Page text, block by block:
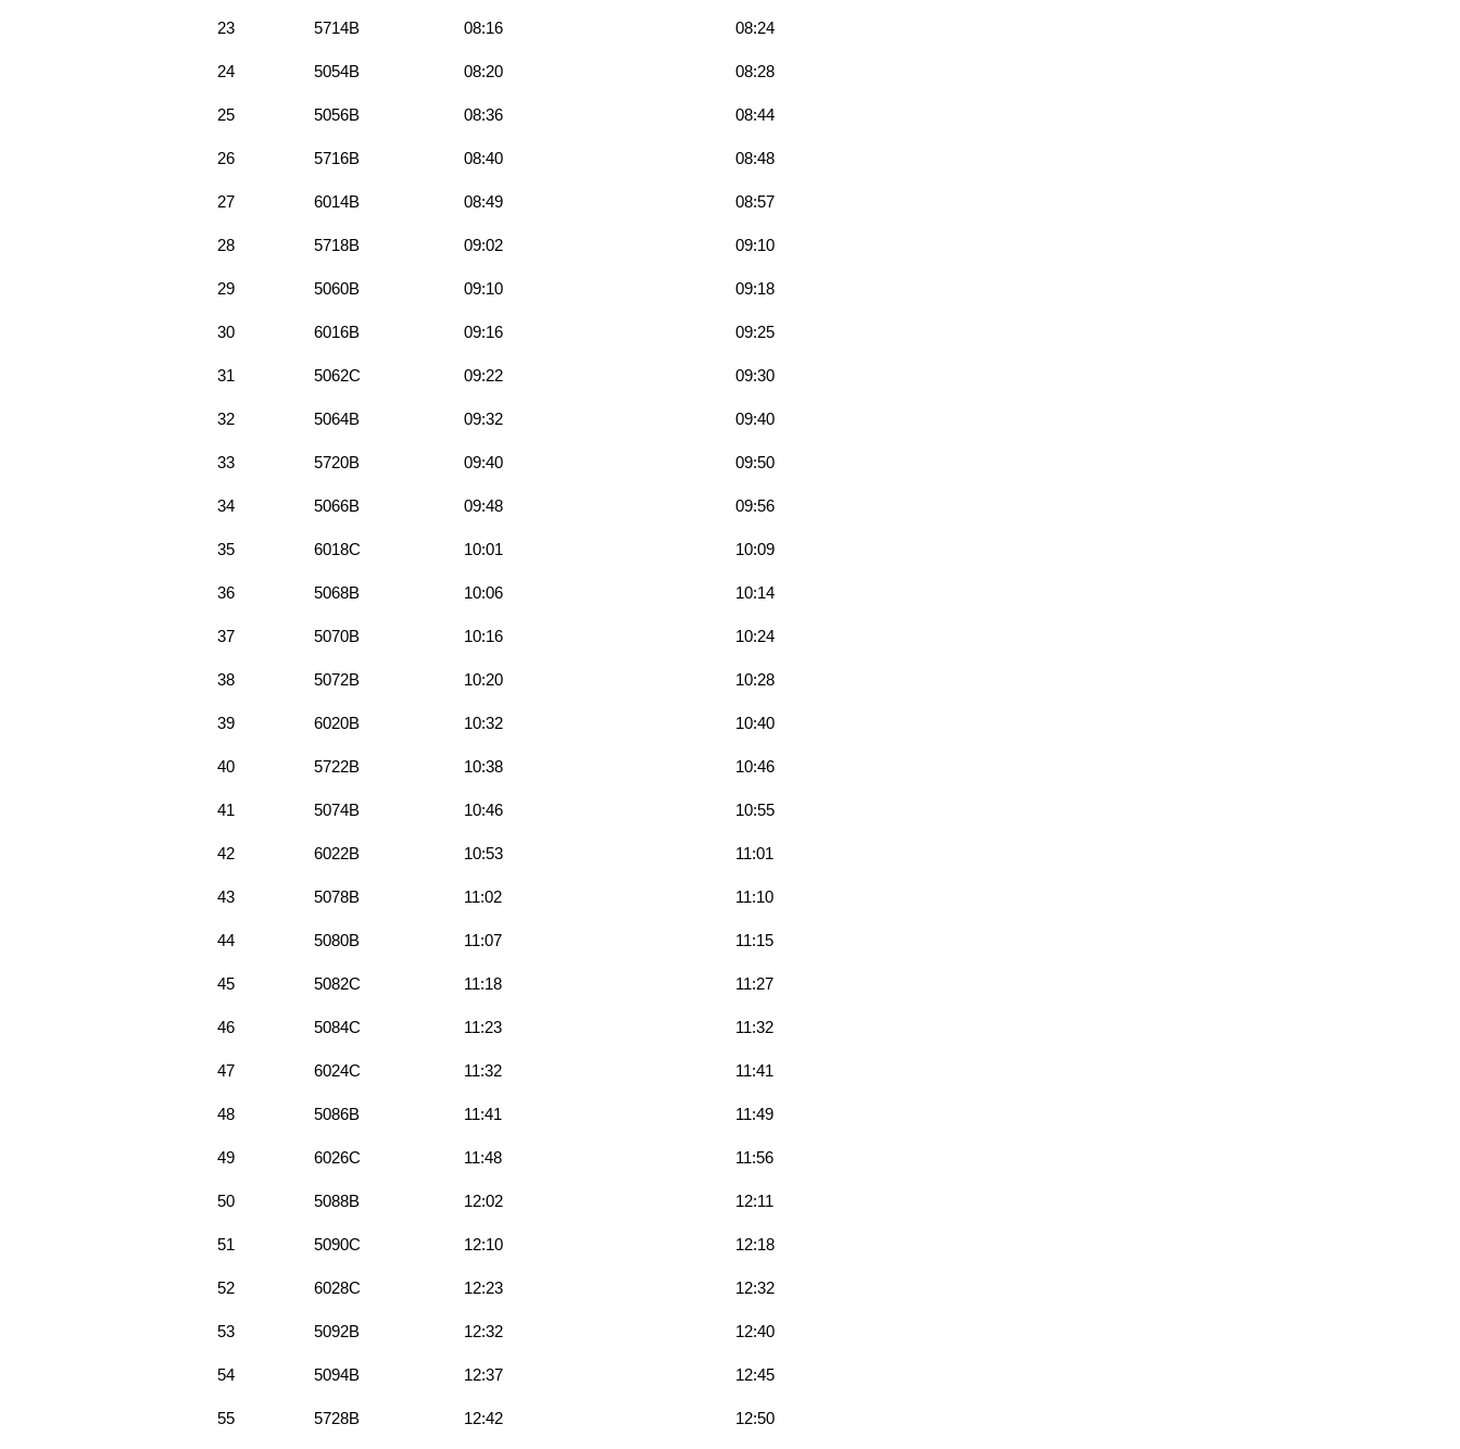
23 5714B 08:16 08:24
24 5054B 08:20 08:28
25 5056B 08:36 08:44
26 5716B 08:40 08:48
27 6014B 08:49 08:57
28 5718B 09:02 09:10
29 5060B 09:10 09:18
30 6016B 09:16 09:25
31 5062C 09:22 09:30
32 5064B 09:32 09:40
33 5720B 09:40 09:50
34 5066B 09:48 09:56
35 6018C 10:01 10:09
36 5068B 10:06 10:14
37 5070B 10:16 10:24
38 5072B 10:20 10:28
39 6020B 10:32 10:40
40 5722B 10:38 10:46
41 5074B 10:46 10:55
42 6022B 10:53 11:01
43 5078B 11:02 11:10
44 5080B 11:07 11:15
45 5082C 11:18 11:27
46 5084C 11:23 11:32
47 6024C 11:32 11:41
48 5086B 11:41 11:49
49 6026C 11:48 11:56
50 5088B 12:02 12:11
51 5090C 12:10 12:18
52 6028C 12:23 12:32
53 5092B 12:32 12:40
54 5094B 12:37 12:45
55 5728B 12:42 12:50